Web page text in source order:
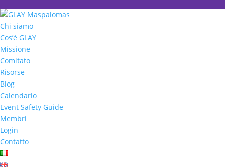
Chi siamo
Cos’è GLAY
Missione
Comitato
Risorse
Blog
Calendario
Event Safety Guide
Membri
Login
Contatto